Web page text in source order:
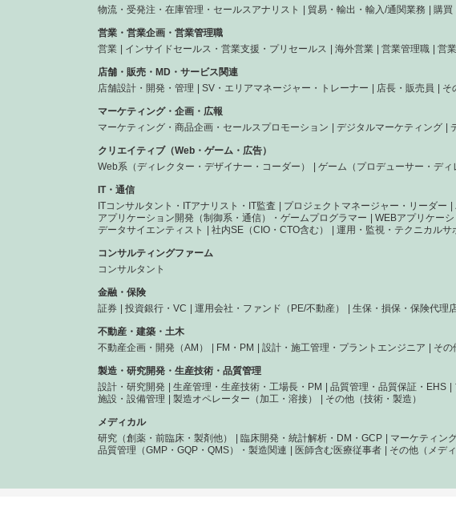
物流・受発注・在庫管理・セールスアナリスト
貿易・輸出・輸入/通関業務 購買
営業・営業企画・営業管理職
営業
インサイドセールス・営業支援・プリセールス 海外営業 営業管理職 営
店舗・販売・MD・サービス関連
店舗設計・開発・管理
SV・エリアマネージャー・トレーナー 店長・販売員 そ
マーケティング・企画・広報
マーケティング・商品企画・セールスプロモーション
デジタルマーケティング
クリエイティブ（Web・ゲーム・広告）
Web系（ディレクター・デザイナー・コーダー）
ゲーム（プロデューサー・ディ
IT・通信
ITコンサルタント・ITアナリスト・IT監査
プロジェクトマネージャー・リーダー
アプリケーション開発（制御系・通信）・ゲームプログラマー
WEBアプリケー
データサイエンティスト
社内SE（CIO・CTO含む） 運用・監視・テクニカルサ
コンサルティングファーム
コンサルタント
金融・保険
証券
投資銀行・VC 運用会社・ファンド（PE/不動産） 生保・損保・保険代理
不動産・建築・土木
不動産企画・開発（AM）
FM・PM 設計・施工管理・プラントエンジニア その
製造・研究開発・生産技術・品質管理
設計・研究開発
生産管理・生産技術・工場長・PM 品質管理・品質保証・EHS
施設・設備管理
製造オペレーター（加工・溶接） その他（技術・製造）
メディカル
研究（創薬・前臨床・製剤他）
臨床開発・統計解析・DM・GCP マーケティン
品質管理（GMP・GQP・QMS）・製造関連
医師含む医療従事者 その他（メディ